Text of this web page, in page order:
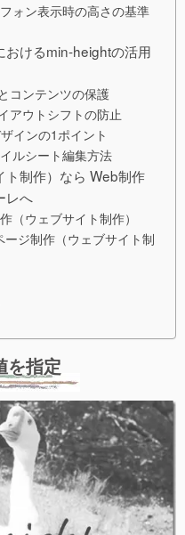
ォン表示時の高さの基準
おけるmin-heightの活用
コンテンツの保護
アウトシフトの防止
インの1ポイント
ルシート編集方法
ト制作）なら Web制作
レへ
（ウェブサイト制作）
ジ制作（ウェブサイト制
指定